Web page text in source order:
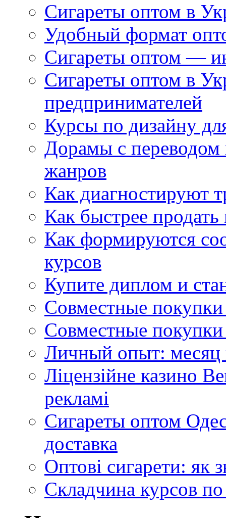
Сигареты оптом в
Удобный формат
Сигареты оптом —
Сигареты оптом в
предпринимателей
Курсы по дизайну
Дорамы с переводом
жанров
Как диагностируют
Как быстрее
Как формируются
курсов
Купите диплом и
Совместные
Совместные покупки
Личный опыт: месяц
Ліцензійне казино
рекламі
Сигареты оптом
доставка
Оптові сигарети: як
Складчина курсов